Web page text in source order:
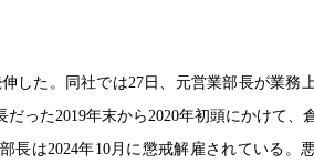
した。同社では27日、元営業部長が業務
った2019年末から2020年初頭にかけて、
長は2024年10月に懲戒解雇されている。